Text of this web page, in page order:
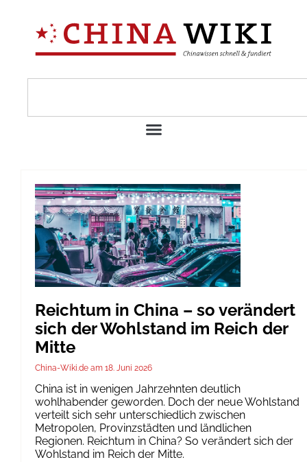
Reichtum in China – so verändert
sich der Wohlstand im Reich der
Mitte
China-Wiki.de 18. Juni 2026
China ist in wenigen Jahrzehnten deutlich
wohlhabender geworden. Doch der neue Wohlstand
verteilt sich sehr unterschiedlich zwischen
Metropolen, Provinzstädten und ländlichen
Regionen. Reichtum in China? So verändert sich der
Wohlstand im Reich der Mitte.